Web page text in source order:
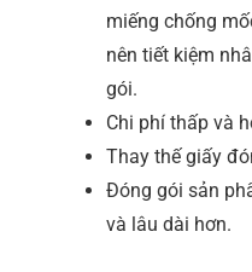
miếng chống
nên tiết kiệm
gói.
Chi phí thấp và
Thay thế giấy
Đóng gói sản
và lâu dài hơn.